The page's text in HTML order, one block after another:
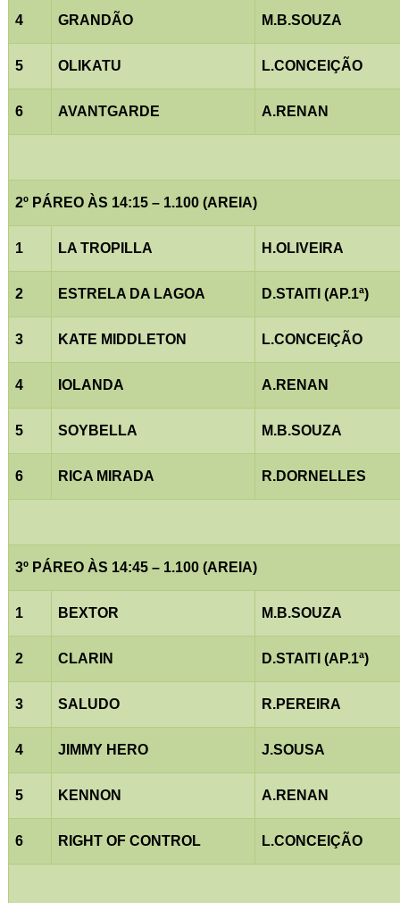
4 GRANDÃO M.B.SOUZA
5 OLIKATU L.CONCEIÇÃO
6 AVANTGARDE A.RENAN
2º PÁREO ÀS 14:15 – 1.100 (AREIA)
1 LA TROPILLA H.OLIVEIRA
2 ESTRELA DA LAGOA D.STAITI (AP.1ª)
3 KATE MIDDLETON L.CONCEIÇÃO
4 IOLANDA A.RENAN
5 SOYBELLA M.B.SOUZA
6 RICA MIRADA R.DORNELLES
3º PÁREO ÀS 14:45 – 1.100 (AREIA)
1 BEXTOR M.B.SOUZA
2 CLARIN D.STAITI (AP.1ª)
3 SALUDO R.PEREIRA
4 JIMMY HERO J.SOUSA
5 KENNON A.RENAN
6 RIGHT OF CONTROL L.CONCEIÇÃO